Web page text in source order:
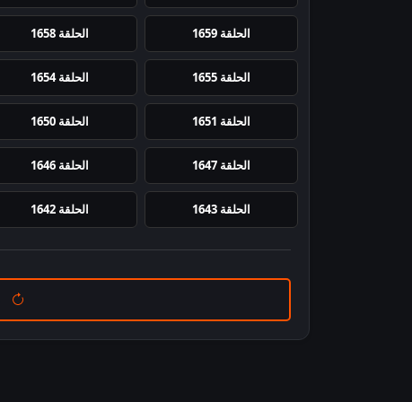
الحلقة 1659 الحلقة 1658
الحلقة 1655 الحلقة 1654
الحلقة 1651 الحلقة 1650
الحلقة 1647 الحلقة 1646
الحلقة 1643 الحلقة 1642